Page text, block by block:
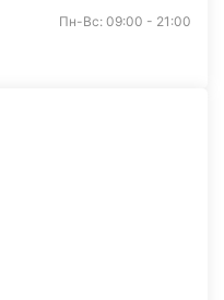
Пн-Вс: 09:00 - 21:00